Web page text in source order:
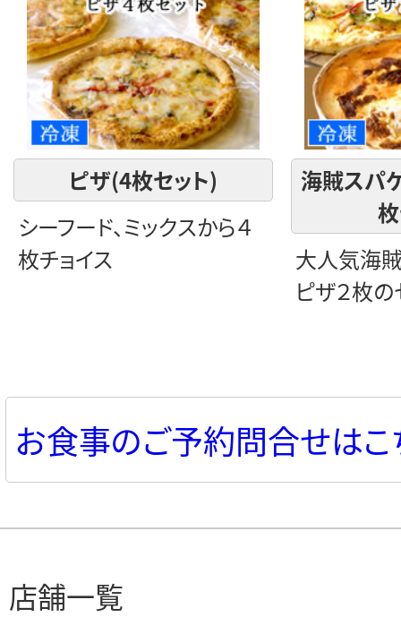
ピザ(4枚セット)
シーフード、ミックスから４
枚チョイス
海賊スパ
大人気海
ピザ２枚の
お食事のご予約問合せはこ
店舗一覧